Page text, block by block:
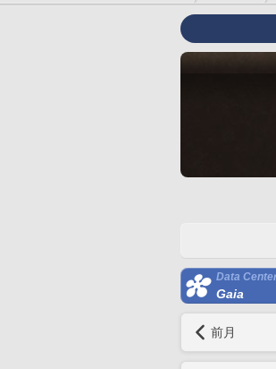
Data
Gaia
前月